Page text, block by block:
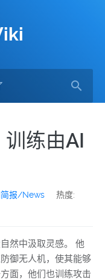
练由AI
简报/News
热度:
然中汲取灵感。 他
御无人机，使其能够
面，他们也训练攻击